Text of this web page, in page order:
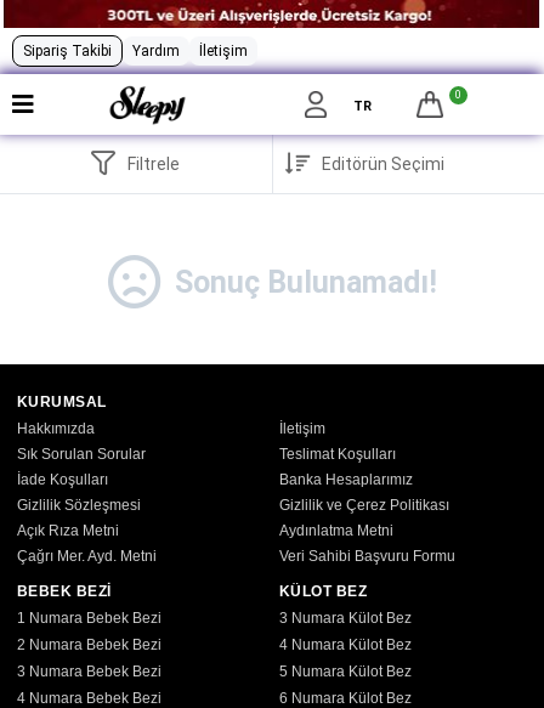
Sipariş Takibi Yardım İletişim
TR
0
Filtrele
Sonuç Bulunamadı!
KURUMSAL
Hakkımızda
İletişim
Sık Sorulan Sorular
Teslimat Koşulları
İade Koşulları
Banka Hesaplarımız
Gizlilik Sözleşmesi
Gizlilik ve Çerez Politikası
Açık Rıza Metni
Aydınlatma Metni
Çağrı Mer. Ayd. Metni
Veri Sahibi Başvuru Formu
BEBEK BEZİ
1 Numara Bebek Bezi
2 Numara Bebek Bezi
3 Numara Bebek Bezi
4 Numara Bebek Bezi
KÜLOT BEZ
3 Numara Külot Bez
4 Numara Külot Bez
5 Numara Külot Bez
6 Numara Külot Bez